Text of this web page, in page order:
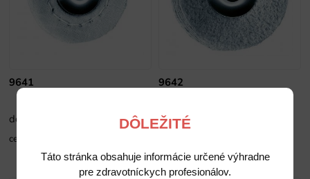
DÔLEŽITÉ
Táto stránka obsahuje informácie určené výhradne
pre zdravotníckych profesionálov.
9641
do 14 dní
cena na vyžiadanie
9642
do 14 dní